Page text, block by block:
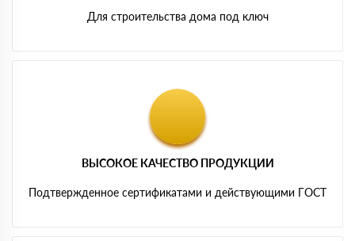
Для строительства дома под ключ
ВЫСОКОЕ КАЧЕСТВО ПРОДУКЦИИ
Подтвержденное сертификатами и действующими ГОСТ